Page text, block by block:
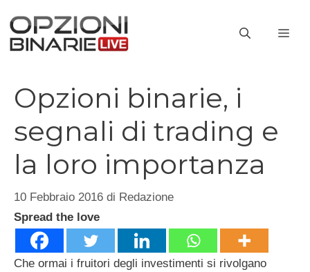
contenuto
Opzioni binarie, i
segnali di trading e
la loro importanza
10 Febbraio 2016 di Redazione
Spread the love
Che ormai i fruitori degli investimenti si rivolgano